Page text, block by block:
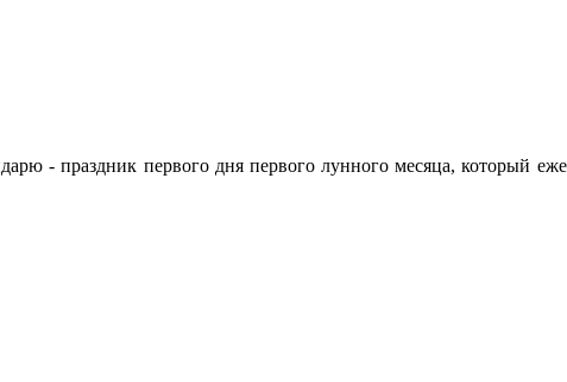
- праздник первого дня первого лунного месяца, который